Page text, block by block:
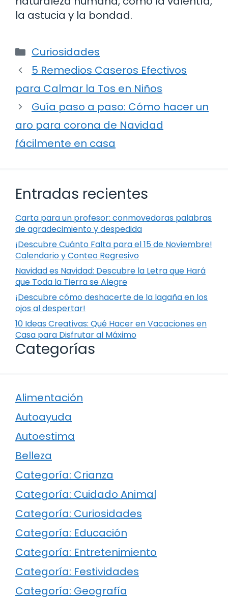
la astucia y la bondad.
Categorías
Curiosidades
5 Remedios Caseros Efectivos
para Calmar la Tos en Niños
Guía paso a paso: Cómo hacer un
aro para corona de Navidad
fácilmente en casa
Entradas recientes
Carta para un profesor: conmovedoras palabras
de agradecimiento y despedida
¡Descubre Cuánto Falta para el 15 de Noviembre!
Calendario y Conteo Regresivo
Navidad es Navidad: Descubre la Letra que Hará
que Toda la Tierra se Alegre
¡Descubre cómo deshacerte de la lagaña en los
ojos al despertar!
10 Ideas Creativas: Qué Hacer en Vacaciones en
Casa para Disfrutar al Máximo
Categorías
Alimentación
Autoayuda
Autoestima
Belleza
Categoría: Crianza
Categoría: Cuidado Animal
Categoría: Curiosidades
Categoría: Educación
Categoría: Entretenimiento
Categoría: Festividades
Categoría: Geografía